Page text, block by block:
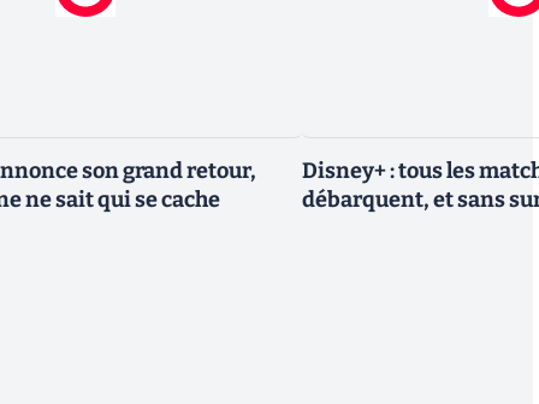
son grand retour,
ne sait qui se cache
Disney+ : tous les
débarquent, et sans